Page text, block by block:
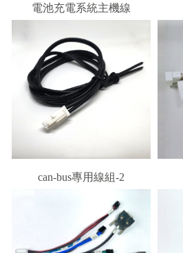
電池充電系統主機線
can-bus專用線組-2